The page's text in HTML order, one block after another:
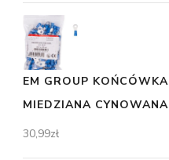
EM GROUP
MIEDZIANA
30,99zł